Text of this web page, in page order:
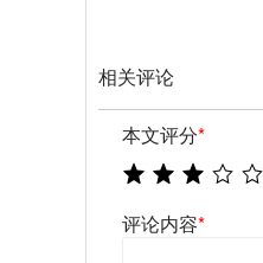
相关评论
本文评分*
评论内容*